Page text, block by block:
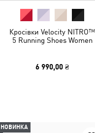
Кросівки Velocity NITRO™
5 Running Shoes Women
6 990,00 ₴
НОВИНКА